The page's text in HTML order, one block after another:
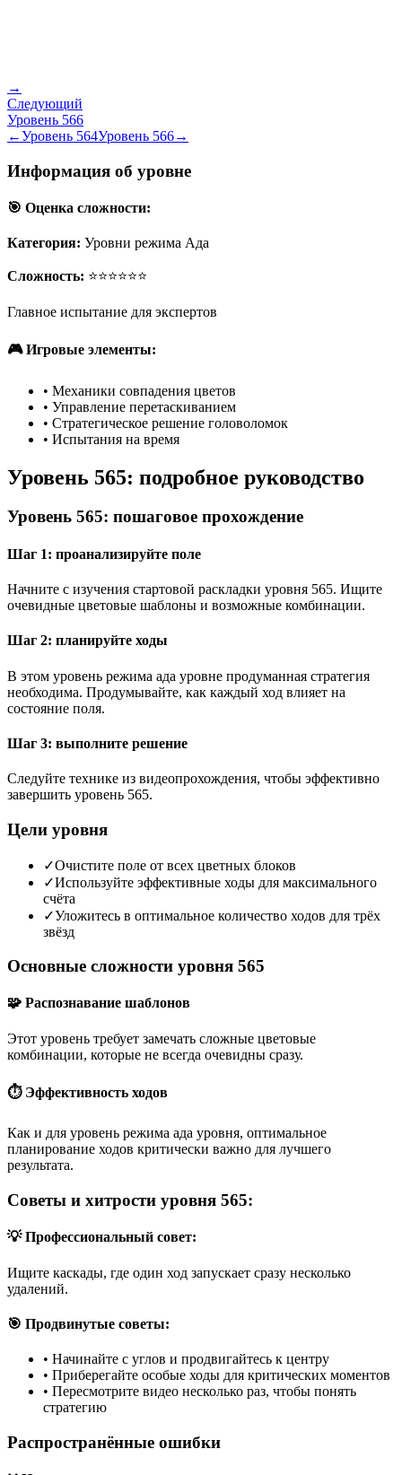
→
Следующий
Уровень 566
←Уровень 564Уровень 566→
Информация об уровне
🎯 Оценка сложности:
Категория: Уровни режима Ада
Сложность: ⭐⭐⭐⭐⭐⭐
Главное испытание для экспертов
🎮 Игровые элементы:
• Механики совпадения цветов
• Управление перетаскиванием
• Стратегическое решение головоломок
• Испытания на время
Уровень 565: подробное руководство
Уровень 565: пошаговое прохождение
Шаг 1: проанализируйте поле
Начните с изучения стартовой раскладки уровня 565. Ищите
очевидные цветовые шаблоны и возможные комбинации.
Шаг 2: планируйте ходы
В этом уровень режима ада уровне продуманная стратегия
необходима. Продумывайте, как каждый ход влияет на
состояние поля.
Шаг 3: выполните решение
Следуйте технике из видеопрохождения, чтобы эффективно
завершить уровень 565.
Цели уровня
✓Очистите поле от всех цветных блоков
✓Используйте эффективные ходы для максимального
счёта
✓Уложитесь в оптимальное количество ходов для трёх
звёзд
Основные сложности уровня 565
🧩 Распознавание шаблонов
Этот уровень требует замечать сложные цветовые
комбинации, которые не всегда очевидны сразу.
⏱️ Эффективность ходов
Как и для уровень режима ада уровня, оптимальное
планирование ходов критически важно для лучшего
результата.
Советы и хитрости уровня 565:
💡 Профессиональный совет:
Ищите каскады, где один ход запускает сразу несколько
удалений.
🎯 Продвинутые советы:
• Начинайте с углов и продвигайтесь к центру
• Приберегайте особые ходы для критических моментов
• Пересмотрите видео несколько раз, чтобы понять
стратегию
Распространённые ошибки